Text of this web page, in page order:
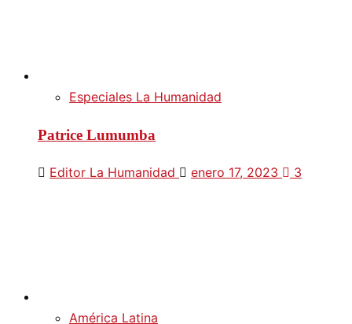
Especiales La Humanidad
Patrice Lumumba
Editor La Humanidad enero 17, 2023 3
América Latina